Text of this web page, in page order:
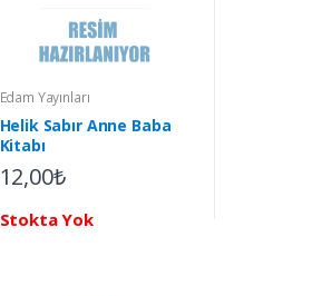
Edam Yayınları
Helik Sabır Anne Baba
Kitabı
12,00₺
Stokta Yok